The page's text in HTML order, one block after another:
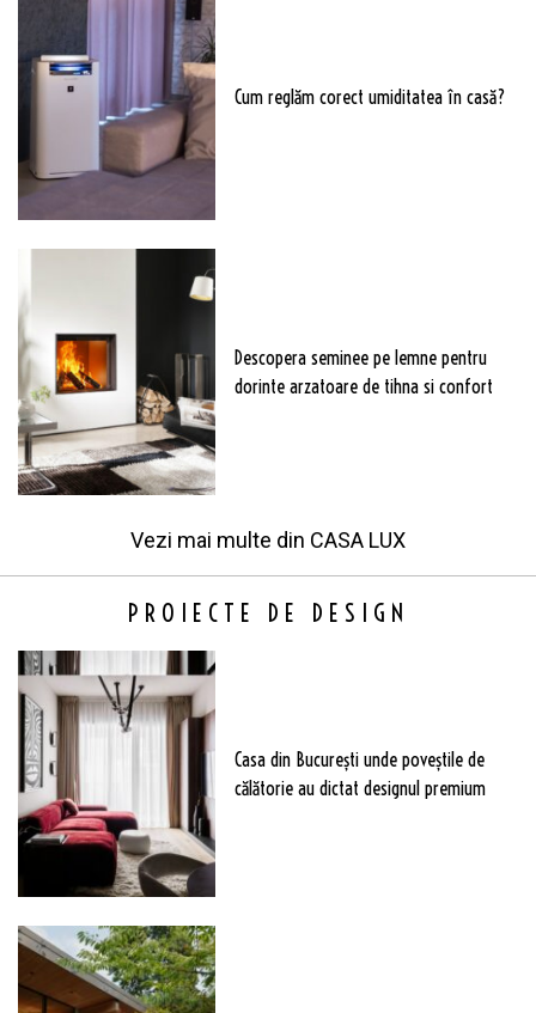
Cum reglăm corect umiditatea în casă?
Descopera seminee pe lemne pentru
dorinte arzatoare de tihna si confort
Vezi mai multe din CASA LUX
PROIECTE DE DESIGN
Casa din București unde poveștile de
călătorie au dictat designul premium